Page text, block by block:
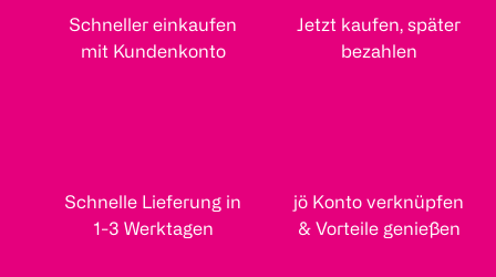
Schneller einkaufen
mit Kundenkonto
Jetzt kaufen, später
bezahlen
Schnelle Lieferung in
1-3 Werktagen
jö Konto verknüpfen
& Vorteile genießen